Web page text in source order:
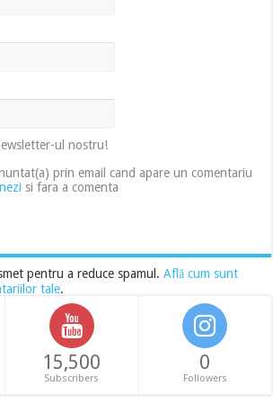
ul nostru!
prin email cand apare un comentariu
si fara a comenta
pentru a reduce spamul.Află cum sunt
tale.
15,500
Subscribers
0
Followers